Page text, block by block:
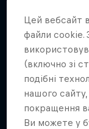
Цей вебсайт
файли cookie.
(включно зі
подібні
нашого
покращення
Ви можете у